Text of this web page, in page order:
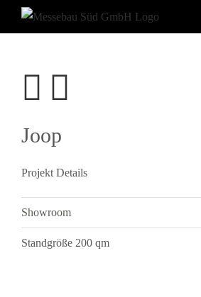
View
Image
Joop
Projekt Details
Showroom
Standgröße 200 qm